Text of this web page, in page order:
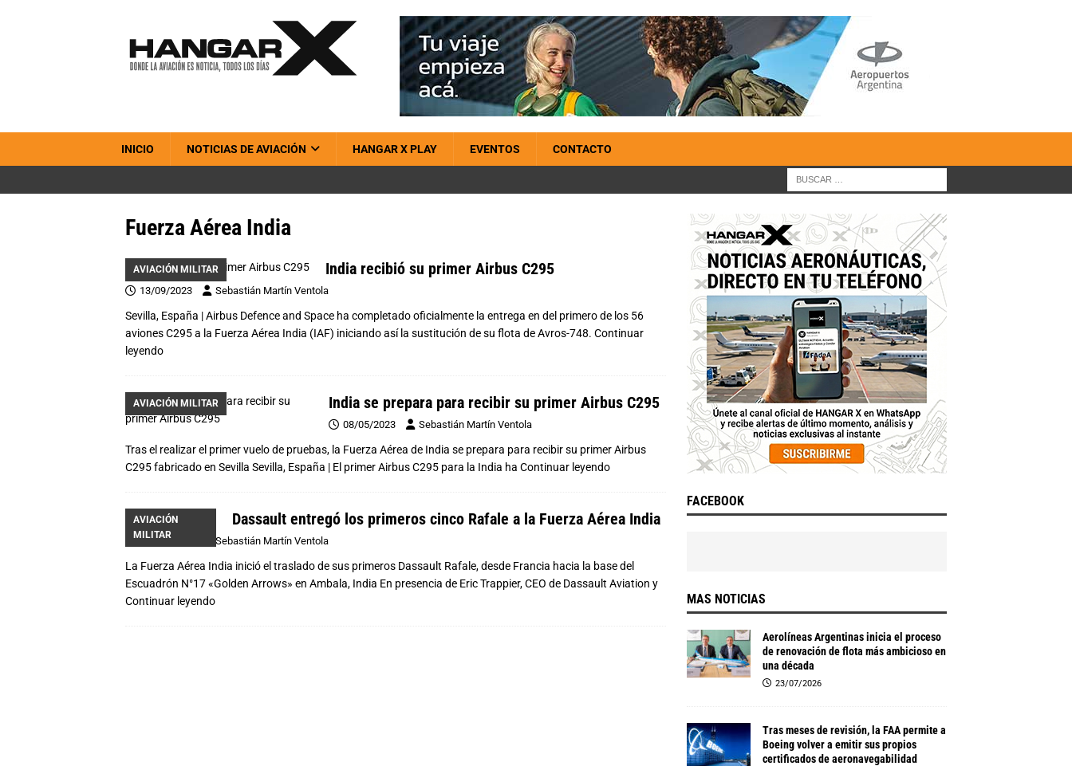
INICIO NOTICIAS DE AVIACIÓN HANGAR X PLAY EVENTOS CONTACTO
Fuerza Aérea India
AVIACIÓN MILITAR India recibió su primer Airbus C295
13/09/2023 Sebastián Martín Ventola
Sevilla, España | Airbus Defence and Space ha completado oficialmente la entrega en del primero de los 56
aviones C295 a la Fuerza Aérea India (IAF) iniciando así la sustitución de su flota de Avros-748. Continuar
leyendo
AVIACIÓN MILITAR India se prepara para recibir su primer Airbus C295
08/05/2023 Sebastián Martín Ventola
Tras el realizar el primer vuelo de pruebas, la Fuerza Aérea de India se prepara para recibir su primer Airbus
C295 fabricado en Sevilla Sevilla, España | El primer Airbus C295 para la India ha Continuar leyendo
AVIACIÓN
MILITAR
Dassault entregó los primeros cinco Rafale a la Fuerza Aérea India
27/07/2020 Sebastián Martín Ventola
La Fuerza Aérea India inició el traslado de sus primeros Dassault Rafale, desde Francia hacia la base del
Escuadrón N°17 «Golden Arrows» en Ambala, India En presencia de Eric Trappier, CEO de Dassault Aviation y
Continuar leyendo
FACEBOOK
MAS NOTICIAS
Aerolíneas Argentinas inicia el proceso
de renovación de flota más ambicioso en
una década
23/07/2026
Tras meses de revisión, la FAA permite a
Boeing volver a emitir sus propios
certificados de aeronavegabilidad